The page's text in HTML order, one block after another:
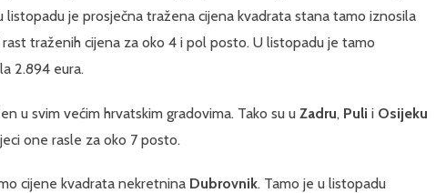
listopadu je prosječna tražena cijena kvadrata stana tamo iznosila
rast traženih cijena za oko 4 i pol posto. U listopadu je tamo
2.894 eura.
u svim većim hrvatskim gradovima. Tako su u Zadru, Puli i Osijeku
one rasle za oko 7 posto.
cijene kvadrata nekretnina Dubrovnik. Tamo je u listopadu